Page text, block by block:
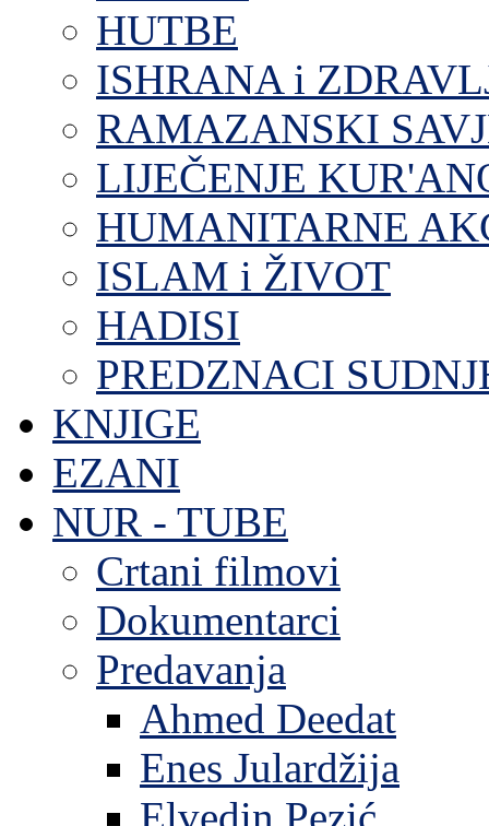
HUTBE
ISHRANA i
RAMAZANSKI
LIJEČENJE
HUMANITARNE
ISLAM i ŽIVOT
HADISI
PREDZNACI
KNJIGE
EZANI
NUR - TUBE
Crtani filmovi
Dokumentarci
Predavanja
Ahmed Deedat
Enes Julardžija